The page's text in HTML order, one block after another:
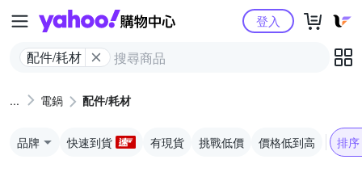
Yahoo購物中心
配件/耗材
登入
電鍋 配件/耗材
品牌 快速到貨 有現貨 挑戰低價 價格低到高 排序